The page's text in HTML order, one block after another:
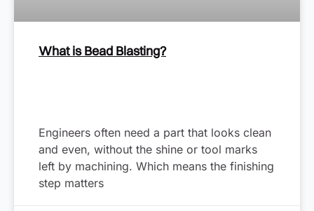
What is Bead Blasting?
Engineers often need a part that looks clean
and even, without the shine or tool marks
left by machining. Which means the finishing
step matters